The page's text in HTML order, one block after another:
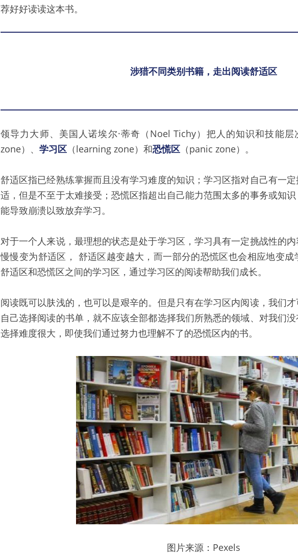
荐好好读读这本书。
涉猎不同类别书籍，走出阅读舒适区
领导力大师、美国人诺埃尔·蒂奇（Noel Tichy）把人的知识和技能层
zone）、 学习区 （learning zone）和恐慌区 （panic zone）。
舒适区指已经熟练掌握而且没有学习难度的知识；学习区指对自己有一
适，但是不至于太难接受；恐慌区指超出自己能力范围太多的事务或知
能导致崩溃以致放弃学习。
对于一个人来说，最理想的状态是处于学习区，学习具有一定挑战性的
慢慢变为舒适区， 舒适区越变越大，而一部分的恐慌区也会相应地变
舒适区和恐慌区之间的学习区，通过学习区的阅读帮助我们成长。
阅读既可以肤浅的，也可以是艰辛的。但是只有在学习区内阅读，我们
自己选择阅读的书单，就不应该全部都选择我们所熟悉的领域、对我们
选择难度很大，即使我们通过努力也理解不了的恐慌区内的书。
图片来源：Pexels